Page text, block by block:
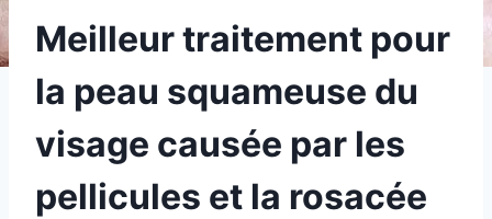
Meilleur traitement pour
la peau squameuse du
visage causée par les
pellicules et la rosacée